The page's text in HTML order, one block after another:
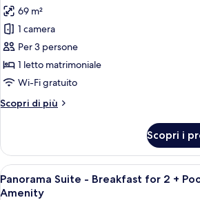
+
Amenity
+
Pool
access
for
2
+
Amenity
foto
per
Reed
Suite
-
Breakfast
for
Pool
access
for
69 m²
1 camera
Per 3 persone
1 letto matrimoniale
Wi-Fi gratuito
Scopri di più
Altri
Suite
Breakfast
for
Scopri i
Apri
tutte
Una
5
Panorama Suite - Breakfast for 2 +
Amenity